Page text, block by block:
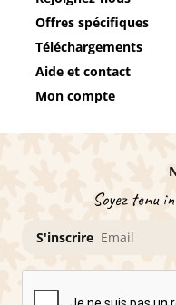
Offres spécifiques
Téléchargements
Aide et contact
Mon compte
Soyez tenu
S'inscrire